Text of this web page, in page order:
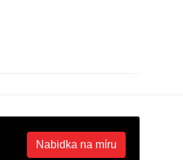
Nabidka na míru